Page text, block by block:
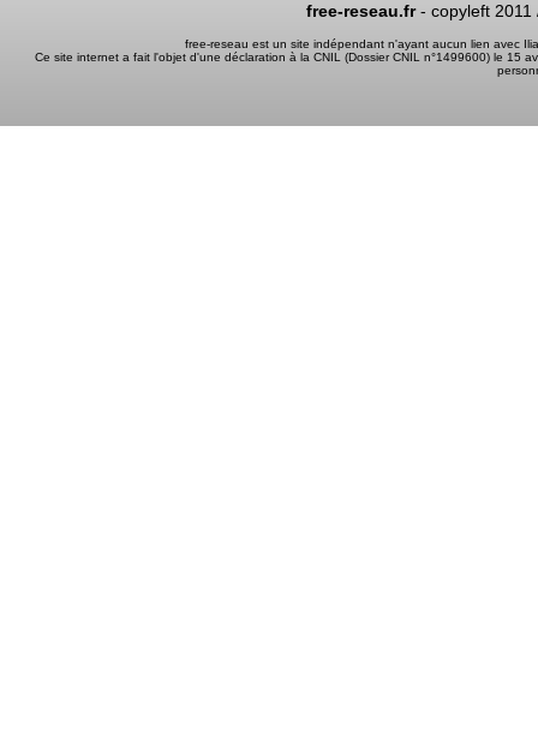
free-reseau.fr- copyleft 2011
free-reseau est un site indépendant n'ayant aucun lien avec
Ce site internet a fait l'objet d'une déclaration à la CNIL (Dossier CNIL n°1499600) le 15